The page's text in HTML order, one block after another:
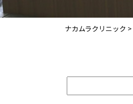
ナカムラクリニック >